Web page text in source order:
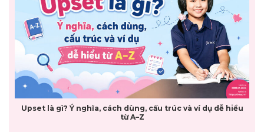
Upset là gì? Ý nghĩa, cách dùng, cấu trúc và ví dụ dễ hiểu
từ A–Z